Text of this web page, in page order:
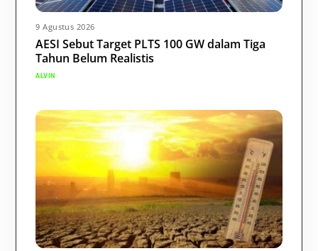
9 Agustus 2026
AESI Sebut Target PLTS 100 GW dalam Tiga
Tahun Belum Realistis
ALVIN